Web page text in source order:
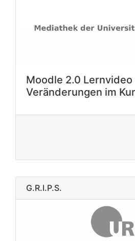
Moodle 2.0 Lernvideo
Veränderungen im
G.R.I.P.S.